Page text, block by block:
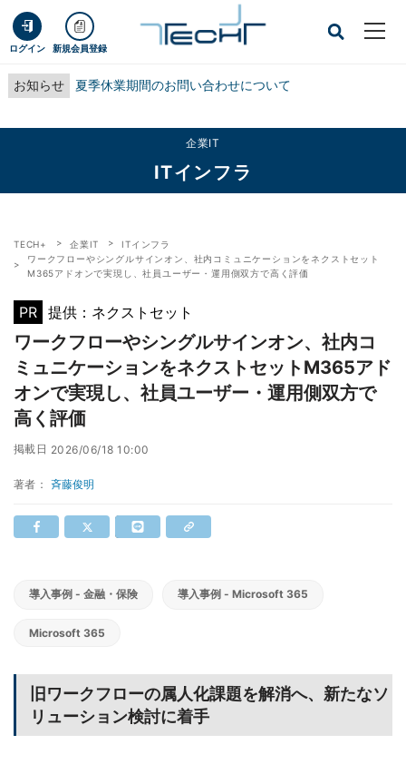
ログイン 新規会員登録
お知らせ 夏季休業期間のお問い合わせについて
企業IT
ITインフラ
TECH+ 企業IT
ITインフラ
ワークフローやシングルサインオン、社内コミュニケーションをネクストセット
M365アドオンで実現し、社員ユーザー・運用側双方で高く評価
PR 提供：ネクストセット
ワークフローやシングルサインオン、社内コ
ミュニケーションをネクストセットM365アド
オンで実現し、社員ユーザー・運用側双方で
高く評価
掲載日 2026/06/18 10:00
著者： 斉藤俊明
導入事例 - 金融・保険 導入事例 - Microsoft 365
Microsoft 365
旧ワークフローの属人化課題を解消へ、新たなソ
リューション検討に着手